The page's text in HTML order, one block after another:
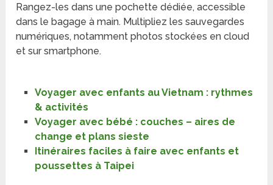
Rangez-les dans une pochette dédiée, accessible
dans le bagage à main. Multipliez les sauvegardes
numériques, notamment photos stockées en cloud
et sur smartphone.
Voyager avec enfants au Vietnam : rythmes
& activités
Voyager avec bébé : couches – aires de
change et plans sieste
Itinéraires faciles à faire avec enfants et
poussettes à Taipei